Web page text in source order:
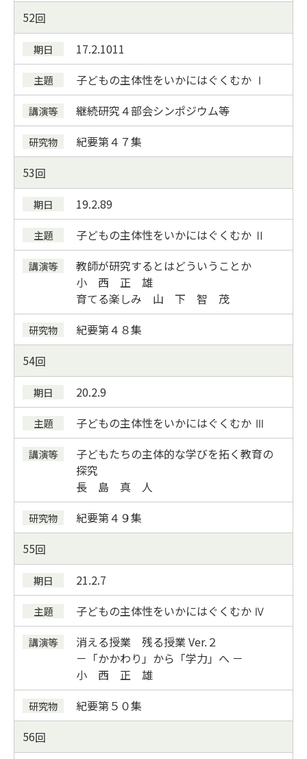
52
17.2.1011
子どもの主体性をいかにはぐくむか Ⅰ
継続研究４部会シンポジウム等
紀要第４７集
53
19.2.89
子どもの主体性をいかにはぐくむか Ⅱ
教師が研究するとはどういうことか
小 西 正 雄
育てる楽しみ 山 下 智 茂
紀要第４８集
54
20.2.9
子どもの主体性をいかにはぐくむか Ⅲ
子どもたちの主体的な学びを拓く教育の
探究
長 島 真 人
紀要第４９集
55
21.2.7
子どもの主体性をいかにはぐくむか Ⅳ
消える授業 残る授業 Ver.２
－「かかわり」から「学力」へ －
小 西 正 雄
紀要第５０集
56